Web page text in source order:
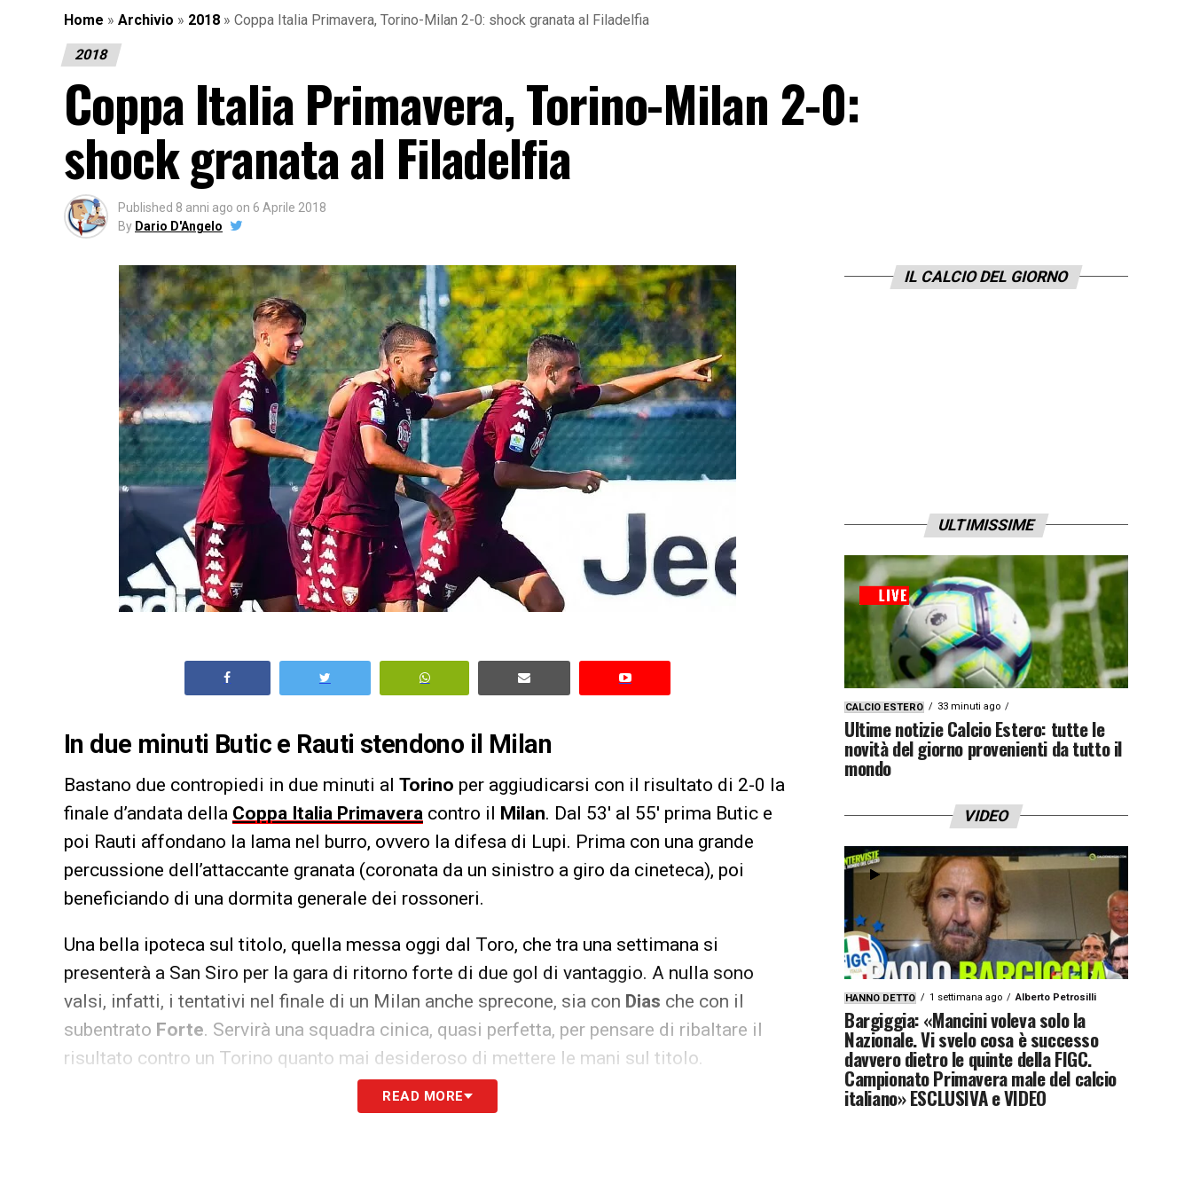
Home » Archivio » 2018 » Coppa Italia Primavera, Torino-Milan 2-0: shock granata al Filadelfia
2018
Coppa Italia Primavera, Torino-Milan 2-0:
shock granata al Filadelfia
Published 8 anni ago on 6 Aprile 2018
By Dario D'Angelo
In due minuti Butic e Rauti stendono il Milan
Bastano due contropiedi in due minuti al Torino per aggiudicarsi con il risultato di 2-0 la
finale d’andata della Coppa Italia Primavera contro il Milan. Dal 53′ al 55′ prima Butic e
poi Rauti affondano la lama nel burro, ovvero la difesa di Lupi. Prima con una grande
percussione dell’attaccante granata (coronata da un sinistro a giro da cineteca), poi
beneficiando di una dormita generale dei rossoneri.
Una bella ipoteca sul titolo, quella messa oggi dal Toro, che tra una settimana si
presenterà a San Siro per la gara di ritorno forte di due gol di vantaggio. A nulla sono
valsi, infatti, i tentativi nel finale di un Milan anche sprecone, sia con Dias che con il
subentrato Forte. Servirà una squadra cinica, quasi perfetta, per pensare di ribaltare il
risultato contro un Torino quanto mai desideroso di mettere le mani sul titolo.
LA PLAYLIST DELLE NOSTRE TOP NEWS
READ MORE
IL CALCIO DEL GIORNO
ULTIMISSIME
CALCIO ESTERO 33 minuti ago
Ultime notizie Calcio Estero: tutte le
novità del giorno provenienti da tutto il
mondo
VIDEO
HANNO DETTO 1 settimana ago Alberto Petrosilli
Bargiggia: «Mancini voleva solo la
Nazionale. Vi svelo cosa è successo
davvero dietro le quinte della FIGC.
Campionato Primavera male del calcio
italiano» ESCLUSIVA e VIDEO